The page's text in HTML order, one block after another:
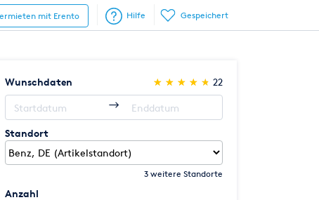
Gespeichert
mit Erento Hilfe
Wunschdaten (*)
★
★
(*) ★
★
(*) ★
★
(*) ★
★
(*) ★
★ 22
Standort
3 weitere Standorte
Anzahl